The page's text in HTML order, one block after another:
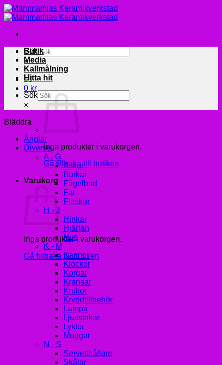
Skip
to
Sök
×
0 kr
Inga produkter i varukorgen.
Gå tillbaka till butiken
Varukorg
Inga produkter i varukorgen.
Gå tillbaka till butiken
Butik
Media
Kallmålning
Hitta hit
Sök
×
Bläddra
Änglar
Diverse
A - G
Askar
Burkar
Fågelbad
Fat
Flaskor
H - J
Hinkar
Hjärtan
Hus
K - M
Kannor
Klockor
Korgar
Kransar
Krukor
Kryddtillbehör
Lampa
Ljusstakar
Lyktor
Muggar
N - S
Servetthållare
Skålar